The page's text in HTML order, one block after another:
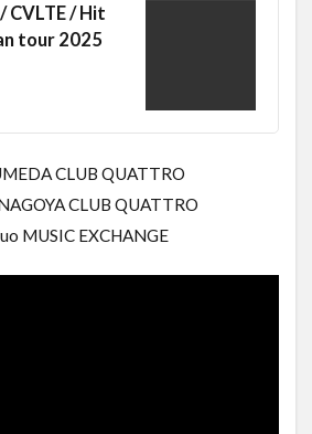
/ Hit
tour 2025
CLUB QUATTRO
CLUB QUATTRO
MUSIC EXCHANGE